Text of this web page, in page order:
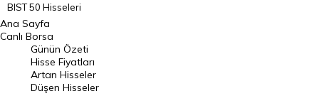
BIST 50 Hisseleri
BIST 100 Hisseleri
En Çok Artan Hisseler
En Çok Düşen Hisseler
Ana Sayfa
Canlı Borsa
Günün Özeti
Hisse Fiyatları
Artan Hisseler
Düşen Hisseler